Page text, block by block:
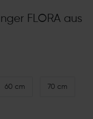
FLORA aus
60 cm 70 cm